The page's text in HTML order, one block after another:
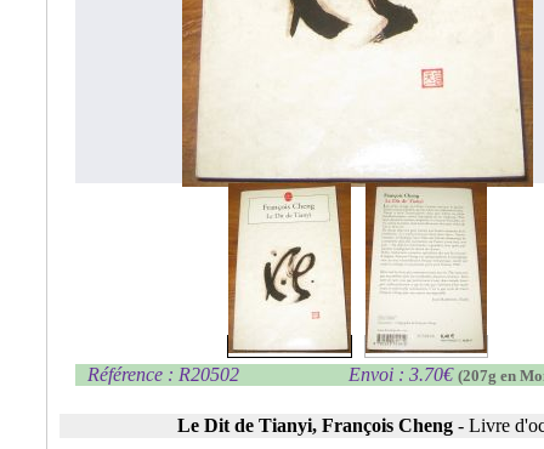
Référence : R20502 Envoi : 3.70€ (207g en
Le Dit de Tianyi, François Cheng- Livre